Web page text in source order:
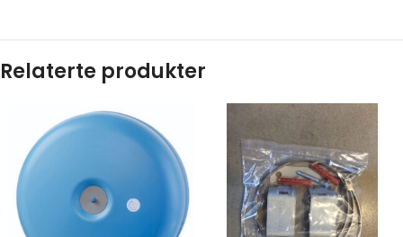
Relaterte produkter